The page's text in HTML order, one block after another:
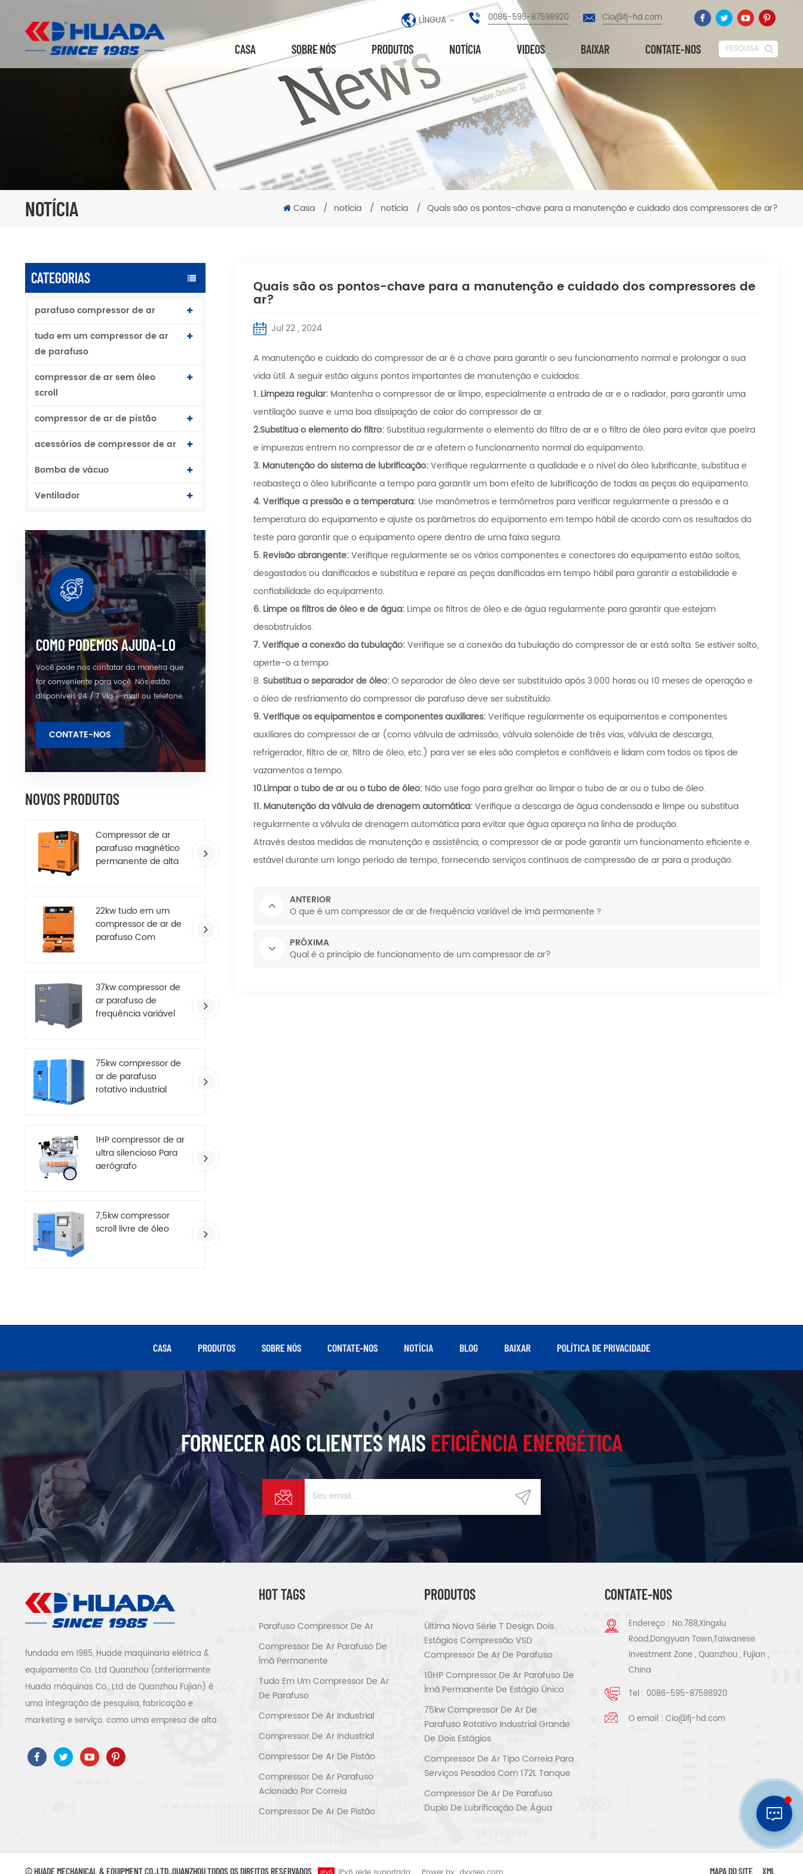
LÍNGUA 0086-595-87598920 Cio@fj-hd.com
CASA SOBRE NÓS PRODUTOS NOTÍCIA VIDEOS BAIXAR CONTATE-NOS PESQUISA
NOTÍCIA Casa / notícia / notícia / Quais são os pontos-chave para a manutenção e cuidado dos compressores de ar?
CATEGORIAS
parafuso compressor de ar
tudo em um compressor de ar
de parafuso
compressor de ar sem óleo
scroll
compressor de ar de pistão
acessórios de compressor de ar
Bomba de vácuo
Ventilador
COMO PODEMOS AJUDA-LO
Você pode nos contatar da maneira que
for conveniente para você. Nós estão
disponíveis 24 / 7 via e-mail ou telefone.
CONTATE-NOS
NOVOS PRODUTOS
Compressor de ar
parafuso magnético
permanente de alta
22kw tudo em um
compressor de ar de
parafuso Com
37kw compressor de
ar parafuso de
frequência variável
75kw compressor de
ar de parafuso
rotativo industrial
1HP compressor de ar
ultra silencioso Para
aerógrafo
7,5kw compressor
scroll livre de óleo
Quais são os pontos-chave para a manutenção e cuidado dos compressores de
ar?
Jul 22 , 2024
A manutenção e cuidado do compressor de ar é a chave para garantir o seu funcionamento normal e prolongar a sua
vida útil. A seguir estão alguns pontos importantes de manutenção e cuidados:
1. Limpeza regular: Mantenha o compressor de ar limpo, especialmente a entrada de ar e o radiador, para garantir uma
ventilação suave e uma boa dissipação de calor do compressor de ar.
2.Substitua o elemento do filtro: Substitua regularmente o elemento do filtro de ar e o filtro de óleo para evitar que poeira
e impurezas entrem no compressor de ar e afetem o funcionamento normal do equipamento.
3. Manutenção do sistema de lubrificação:Verifique regularmente a qualidade e o nível do óleo lubrificante, substitua e
reabasteça o óleo lubrificante a tempo para garantir um bom efeito de lubrificação de todas as peças do equipamento.
4.Verifique a pressão e a temperatura: Use manômetros e termômetros para verificar regularmente a pressão e a
temperatura do equipamento e ajuste os parâmetros do equipamento em tempo hábil de acordo com os resultados do
teste para garantir que o equipamento opere dentro de uma faixa segura.
5. Revisão abrangente:Verifique regularmente se os vários componentes e conectores do equipamento estão soltos,
desgastados ou danificados e substitua e repare as peças danificadas em tempo hábil para garantir a estabilidade e
confiabilidade do equipamento.
6. Limpe os filtros de óleo e de água: Limpe os filtros de óleo e de água regularmente para garantir que estejam
desobstruídos.
7.Verifique a conexão da tubulação:Verifique se a conexão da tubulação do compressor de ar está solta. Se estiver solto,
aperte-o a tempo.
8. Substitua o separador de óleo:O separador de óleo deve ser substituído após 3.000 horas ou 10 meses de operação e
o óleo de resfriamento do compressor de parafuso deve ser substituído.
9.Verifique os equipamentos e componentes auxiliares:Verifique regularmente os equipamentos e componentes
auxiliares do compressor de ar (como válvula de admissão, válvula solenóide de três vias, válvula de descarga,
refrigerador, filtro de ar, filtro de óleo, etc.) para ver se eles são completos e confiáveis ​​e lidam com todos os tipos de
vazamentos a tempo.
10.Limpar o tubo de ar ou o tubo de óleo: Não use fogo para grelhar ao limpar o tubo de ar ou o tubo de óleo.
11. Manutenção da válvula de drenagem automática:Verifique a descarga de água condensada e limpe ou substitua
regularmente a válvula de drenagem automática para evitar que água apareça na linha de produção.
Através destas medidas de manutenção e assistência, o compressor de ar pode garantir um funcionamento eficiente e
estável durante um longo período de tempo, fornecendo serviços contínuos de compressão de ar para a produção.
ANTERIOR
O que é um compressor de ar de frequência variável de ímã permanente？
PRÓXIMA
Qual é o princípio de funcionamento de um compressor de ar?
CASA PRODUTOS SOBRE NÓS CONTATE-NOS NOTÍCIA BLOG BAIXAR POLÍTICA DE PRIVACIDADE
FORNECER AOS CLIENTES MAISEFICIÊNCIA ENERGÉTICA
fundada em 1985, Huade maquinaria elétrica &
equipamento Co. Ltd Quanzhou (anteriormente
Huada máquinas Co., Ltd de Quanzhou Fujian) é
uma integração de pesquisa, fabricação e
marketing e serviço. como uma empresa de alta
、 ETL 、 CQC 、 certificação de qualidade e
segurança ccc, certificação empresarial de alta
de compressor de ar, mais do que 300 tipos de
compressor de ar para ser especialista da
HOT TAGS
Parafuso Compressor De Ar
Compressor De Ar Parafuso De
Ímã Permanente
Tudo Em Um Compressor De Ar
De Parafuso
Compressor De Ar Industrial
Compressor De Ar Industrial
Compressor De Ar De Pistão
Compressor De Ar Parafuso
Acionado Por Correia
Compressor De Ar De Pistão
PRODUTOS
Última Nova Série T Design Dois
Estágios Compressão VSD
Compressor De Ar De Parafuso
10HP Compressor De Ar Parafuso De
Ímã Permanente De Estágio Único
75kw Compressor De Ar De
Parafuso Rotativo Industrial Grande
De Dois Estágios
Compressor De Ar Tipo Correia Para
Serviços Pesados Com 172L Tanque
Compressor De Ar De Parafuso
Duplo De Lubrificação De Água
CONTATE-NOS
Endereço : No.788,Xingxiu
Road,Dongyuan Town,Taiwanese
Investment Zone , Quanzhou , Fujian ,
China
Tel : 0086-595-87598920
O email :Cio@fj-hd.com
© HUADE MECHANICAL & EQUIPMENT CO.,LTD..QUANZHOU TODOS OS DIREITOS RESERVADOS MAPA DO SITE XML